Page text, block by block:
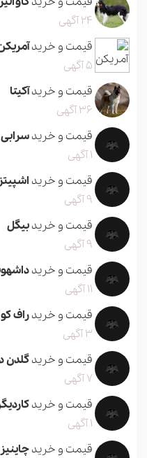
24 آگهی
قیمت و خرید
5 آگهی
قیمت و خریدآکیتا
36 آگهی
قیمت و خریدسرابی
1 آگهی
قیمت و خرید
9 آگهی
قیمت و خریدبیگل
9 آگهی
قیمت و خرید
11 آگهی
قیمت و خریدراف
3 آگهی
قیمت و خریدگلدن
7 آگهی
قیمت و خرید
1 آگهی
قیمت و خرید